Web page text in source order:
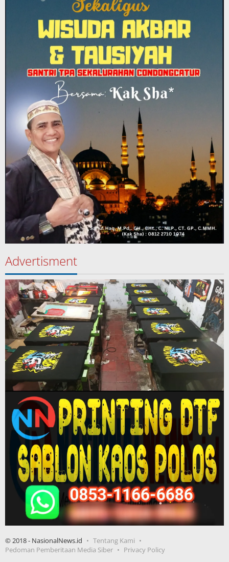
Advertisment
© 2018 - NasionalNews.id
Tentang Kami
Pedoman Pemberitaan Media Siber
Privacy Policy